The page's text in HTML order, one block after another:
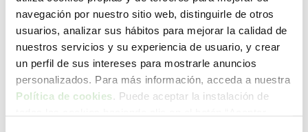
navegación por nuestro sitio web, distinguirle de otros
usuarios, analizar sus hábitos para mejorar la calidad de
nuestros servicios y su experiencia de usuario, y crear
un perfil de sus intereses para mostrarle anuncios
personalizados. Para más información, acceda a nuestra
Política de cookies. Puede aceptar la instalación de
por ejemplo con botellas, ramas de árboles, dvd’s… De
esta manera estarás contribuyendo a originar menos
desperdicios y pondrás en juego tu imaginación y
originalidad.
Cada año puedes plantearte usar materiales diferentes y
así no te tendrás que preocupar por el espacio de